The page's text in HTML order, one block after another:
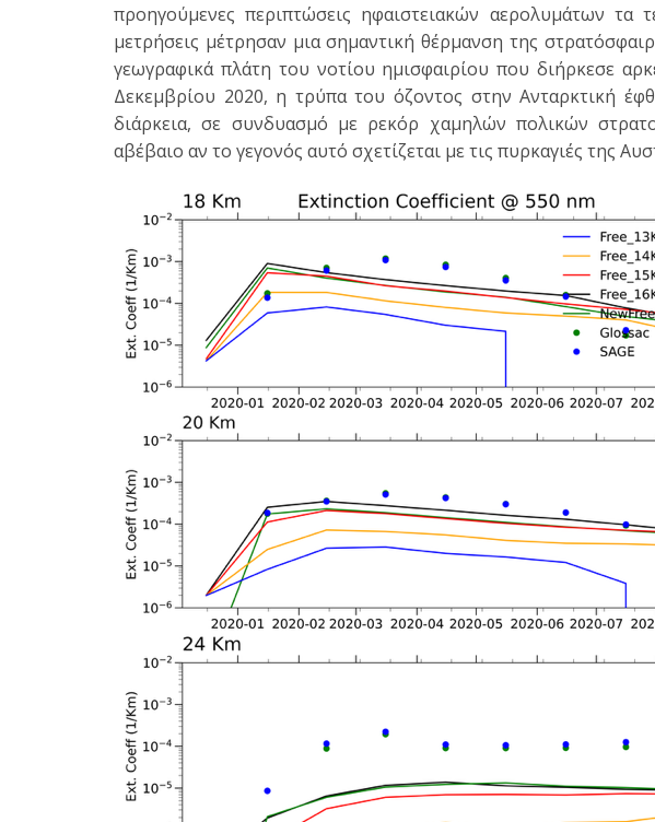
προηγούμενες περιπτώσεις ηφαιστειακών αερολυμάτων τα
μετρήσεις μέτρησαν μια σημαντική θέρμανση της
γεωγραφικά πλάτη του νοτίου ημισφαιρίου που διήρκεσε
Δεκεμβρίου 2020, η τρύπα του όζοντος στην Ανταρκτική
διάρκεια, σε συνδυασμό με ρεκόρ χαμηλών πολικών
αβέβαιο αν το γεγονός αυτό σχετίζεται με τις πυρκαγιές της